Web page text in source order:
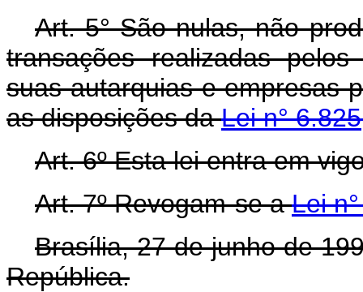
Art. 5° São nulas, não
transações realizadas
suas autarquias e empresas
as disposições daLei n°
Art. 6º Esta lei entra em
Art. 7º Revogam-se aLei
Brasília, 27 de junho de
República.